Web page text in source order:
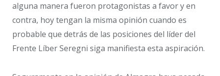
alguna manera fueron protagonistas a favor y en
contra, hoy tengan la misma opinión cuando es
probable que detrás de las posiciones del líder del
Frente Líber Seregni siga manifiesta esta aspiración.